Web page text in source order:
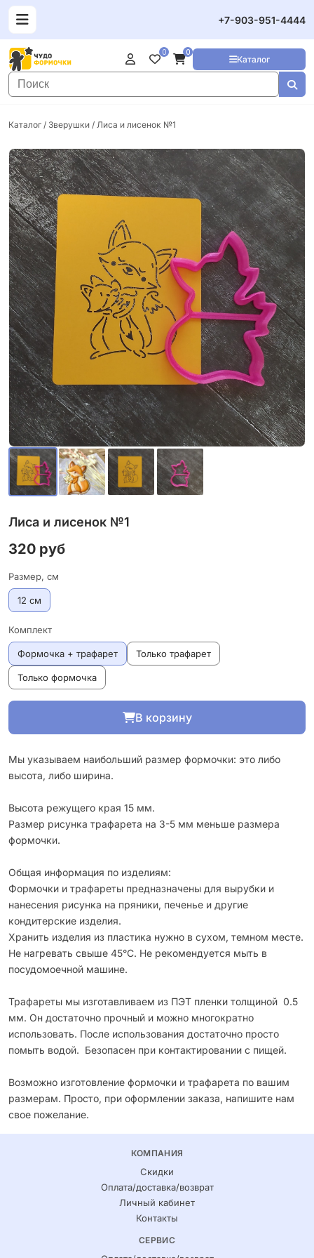
+7-903-951-4444
Каталог
0 0
Каталог / Зверушки / Лиса и лисенок №1
Лиса и лисенок №1
320 руб
Размер, см
12 см
Комплект
Формочка + трафарет Только трафарет
Только формочка
В корзину
Мы указываем наибольший размер формочки: это либо
высота, либо ширина.
Высота режущего края 15 мм.
Размер рисунка трафарета на 3-5 мм меньше размера
формочки.
Общая информация по изделиям:
Формочки и трафареты предназначены для вырубки и
нанесения рисунка на пряники, печенье и другие
кондитерские изделия.
Хранить изделия из пластика нужно в сухом, темном месте.
Не нагревать свыше 45°С. Не рекомендуется мыть в
посудомоечной машине.
Трафареты мы изготавливаем из ПЭТ пленки толщиной 0.5
мм. Он достаточно прочный и можно многократно
использовать. После использования достаточно просто
помыть водой. Безопасен при контактировании с пищей.
Возможно изготовление формочки и трафарета по вашим
размерам. Просто, при оформлении заказа, напишите нам
свое пожелание.
КОМПАНИЯ
Скидки
Оплата/доставка/возврат
Личный кабинет
Контакты
СЕРВИС